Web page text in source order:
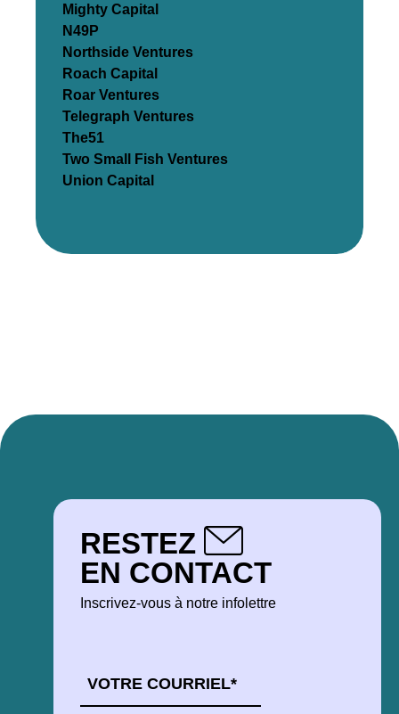
Mighty Capital
N49P
Northside Ventures
Roach Capital
Roar Ventures
Telegraph Ventures
The51
Two Small Fish Ventures
Union Capital
RESTEZ
EN CONTACT
Inscrivez-vous à notre infolettre
*